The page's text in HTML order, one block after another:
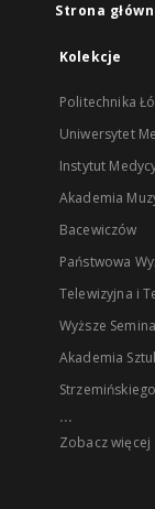
Strona
Kolekcje
Politechnika
Uniwersytet
Instytut
Akademia
Bacewiczów
Państwowa
Telewizyjna i
Wyższe
Akademia
...
Zobacz więcej